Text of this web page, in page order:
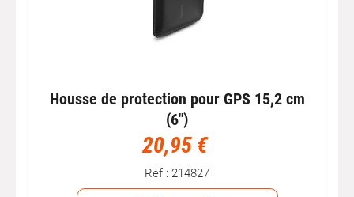
Housse de protection pour GPS 15,2 cm
(6")
20,95 €
Réf : 214827